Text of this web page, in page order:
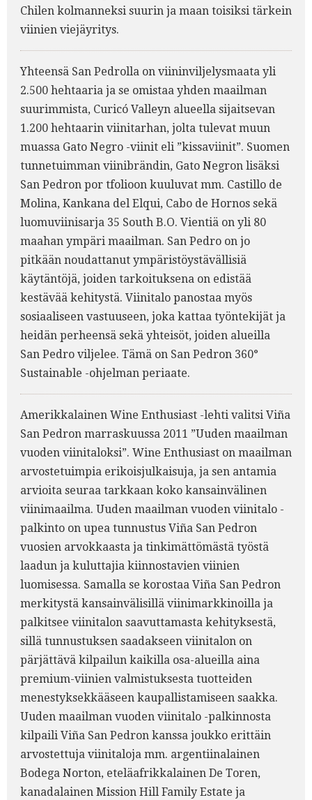
Chilen kolmanneksi suurin ja maan toisiksi tärkein
viinien viejäyritys.
Yhteensä San Pedrolla on viininviljelysmaata yli
2.500 hehtaaria ja se omistaa yhden maailman
suurimmista, Curicó Valleyn alueella sijaitsevan
1.200 hehtaarin viinitarhan, jolta tulevat muun
muassa Gato Negro -viinit eli ”kissaviinit”. Suomen
tunnetuimman viinibrändin, Gato Negron lisäksi
San Pedron por tfolioon kuuluvat mm. Castillo de
Molina, Kankana del Elqui, Cabo de Hornos sekä
luomuviinisarja 35 South B.O. Vientiä on yli 80
maahan ympäri maailman. San Pedro on jo
pitkään noudattanut ympäristöystävällisiä
käytäntöjä, joiden tarkoituksena on edistää
kestävää kehitystä. Viinitalo panostaa myös
sosiaaliseen vastuuseen, joka kattaa työntekijät ja
heidän perheensä sekä yhteisöt, joiden alueilla
San Pedro viljelee. Tämä on San Pedron 360°
Sustainable -ohjelman periaate.
Amerikkalainen Wine Enthusiast -lehti valitsi Viña
San Pedron marraskuussa 2011 ”Uuden maailman
vuoden viinitaloksi”. Wine Enthusiast on maailman
arvostetuimpia erikoisjulkaisuja, ja sen antamia
arvioita seuraa tarkkaan koko kansainvälinen
viinimaailma. Uuden maailman vuoden viinitalo -
palkinto on upea tunnustus Viña San Pedron
vuosien arvokkaasta ja tinkimättömästä työstä
laadun ja kuluttajia kiinnostavien viinien
luomisessa. Samalla se korostaa Viña San Pedron
merkitystä kansainvälisillä viinimarkkinoilla ja
palkitsee viinitalon saavuttamasta kehityksestä,
sillä tunnustuksen saadakseen viinitalon on
pärjättävä kilpailun kaikilla osa-alueilla aina
premium-viinien valmistuksesta tuotteiden
menestyksekkääseen kaupallistamiseen saakka.
Uuden maailman vuoden viinitalo -palkinnosta
kilpaili Viña San Pedron kanssa joukko erittäin
arvostettuja viinitaloja mm. argentiinalainen
Bodega Norton, eteläafrikkalainen De Toren,
kanadalainen Mission Hill Family Estate ja